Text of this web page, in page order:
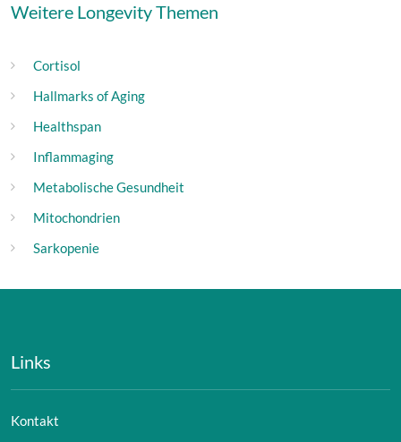
Weitere Longevity Themen
Cortisol
Hallmarks of Aging
Healthspan
Inflammaging
Metabolische Gesundheit
Mitochondrien
Sarkopenie
Links
Kontakt